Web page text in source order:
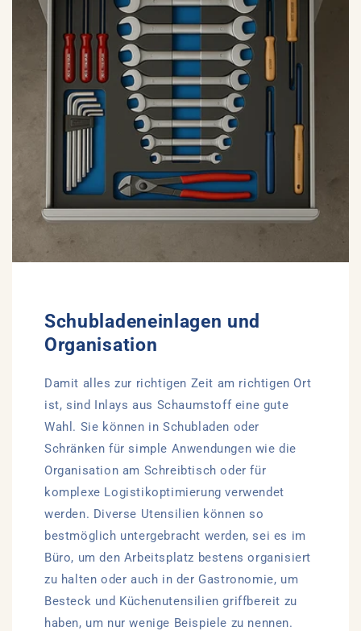
Schubladeneinlagen und
Organisation
Damit alles zur richtigen Zeit am richtigen Ort
ist, sind Inlays aus Schaumstoff eine gute
Wahl. Sie können in Schubladen oder
Schränken für simple Anwendungen wie die
Organisation am Schreibtisch oder für
komplexe Logistikoptimierung verwendet
werden. Diverse Utensilien können so
bestmöglich untergebracht werden, sei es im
Büro, um den Arbeitsplatz bestens organisiert
zu halten oder auch in der Gastronomie, um
Besteck und Küchenutensilien griffbereit zu
haben, um nur wenige Beispiele zu nennen.